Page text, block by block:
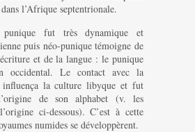
l’Afrique septentrionale.
fut très dynamique et
puis néo-punique témoigne de
et de la langue : le punique
occidental. Le contact avec la
influença la culture libyque et fut
de son alphabet (v. les
ci-dessous). C’est à cette
numides se développèrent.